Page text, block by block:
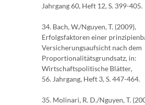
Jahrgang 60, Heft 12, S. 399-405.
34. Bach, W./Nguyen, T. (2009),
Erfolgsfaktoren einer
Versicherungsaufsicht nach dem
Proportionalitätsgrundsatz, in:
Wirtschaftspolitische Blätter,
56. Jahrgang, Heft 3, S. 447-464.
35. Molinari, R. D./Nguyen, T.